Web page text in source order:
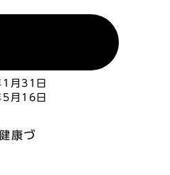
月31日
月16日
康づ